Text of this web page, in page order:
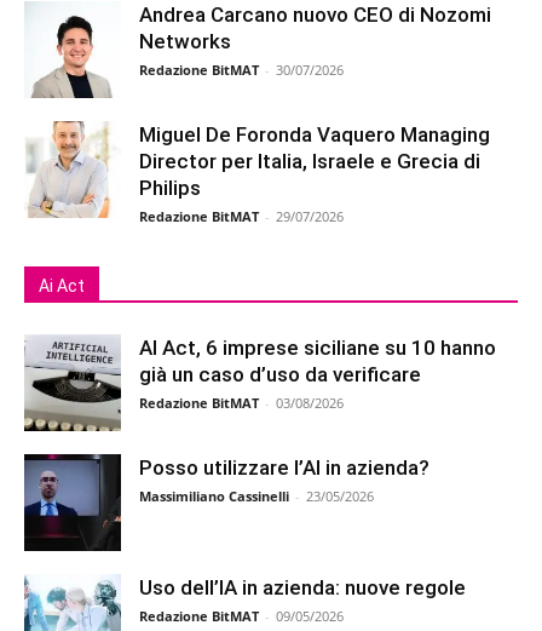
Andrea Carcano nuovo CEO di Nozomi
Networks
Redazione BitMAT - 30/07/2026
Miguel De Foronda Vaquero Managing
Director per Italia, Israele e Grecia di
Philips
Redazione BitMAT - 29/07/2026
Ai Act
AI Act, 6 imprese siciliane su 10 hanno
già un caso d’uso da verificare
Redazione BitMAT - 03/08/2026
Posso utilizzare l’AI in azienda?
Massimiliano Cassinelli - 23/05/2026
Uso dell’IA in azienda: nuove regole
Redazione BitMAT - 09/05/2026